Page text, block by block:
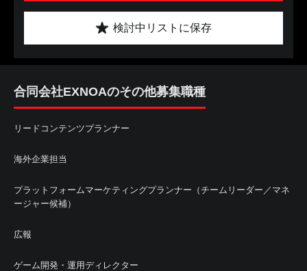
検討中リストに保存
合同会社EXNOAのその他募集職種
リードコンテンツプランナー
海外企業担当
プラットフォームマーケティングプランナー（チームリーダー／マネ
ージャー候補）
広報
ゲーム開発・運用ディレクター